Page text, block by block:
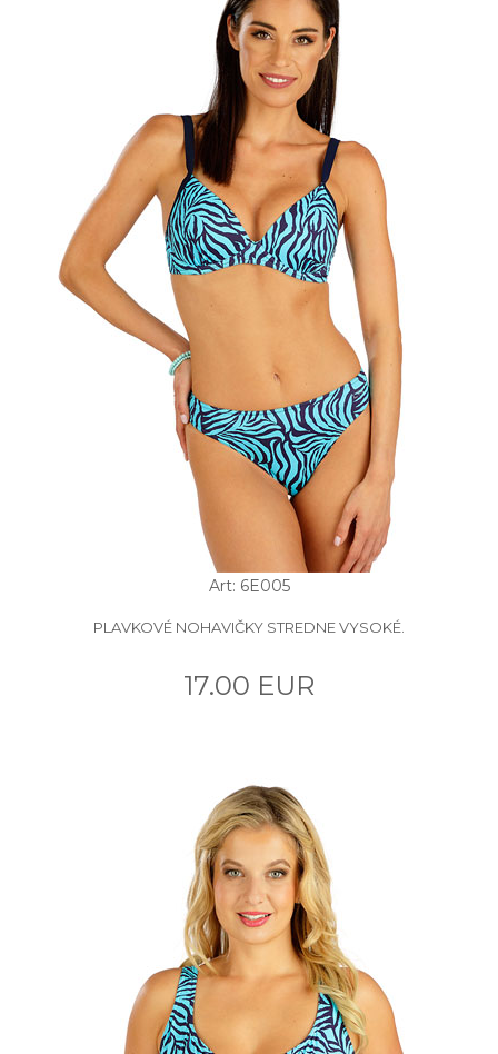
Art: 6E005
PLAVKOVÉ NOHAVIČKY STREDNE VYSOKÉ.
17.00 EUR